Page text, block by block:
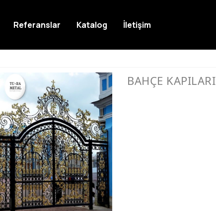
BAHÇE KAPILARI
Referanslar Katalog İletişim